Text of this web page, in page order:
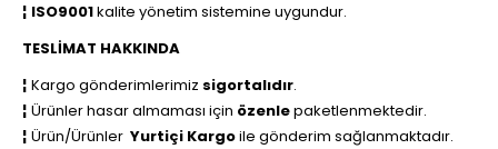
¦ ISO9001kalite yönetim sistemine uygundur.
TESLİMAT HAKKINDA
¦ Kargo gönderimlerimiz sigortalıdır.
¦ Ürünler hasar almaması için özenlepaketlenmektedir.
¦ Ürün/Ürünler Yurtiçi Kargoile gönderim sağlanmaktadır.